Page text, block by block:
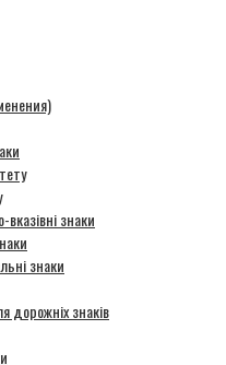
знаки
знаки
дорожніх знаків